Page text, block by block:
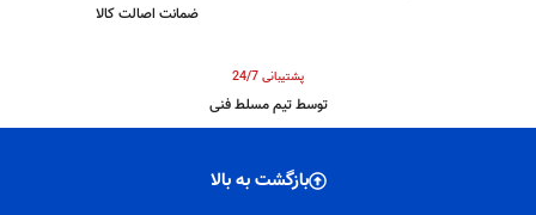
ضمانت اصالت کالا
پشتیبانی 24/7
توسط تیم مسلط فنی
بازگشت به بالا